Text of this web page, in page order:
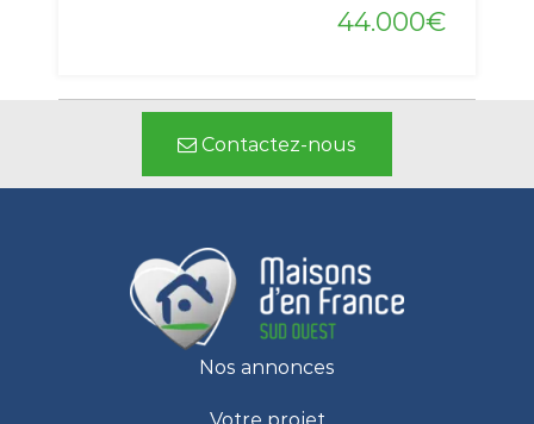
44.000€
Contactez-nous
Nos annonces